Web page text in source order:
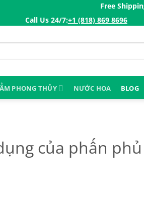
Free Shipping for
Call Us 24/7:ㅤ+1 (818) 869 8696
PHONG THỦY NƯỚC HOA BLOG
của phấn